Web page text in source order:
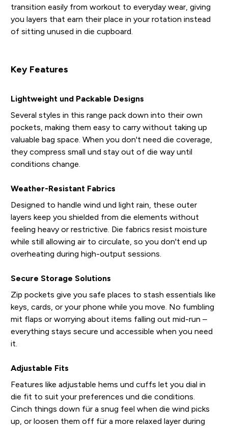
transition easily from workout to everyday wear, giving
you layers that earn their place in your rotation instead
of sitting unused in die cupboard.
Key Features
Lightweight und Packable Designs
Several styles in this range pack down into their own
pockets, making them easy to carry without taking up
valuable bag space. When you don't need die coverage,
they compress small und stay out of die way until
conditions change.
Weather-Resistant Fabrics
Designed to handle wind und light rain, these outer
layers keep you shielded from die elements without
feeling heavy or restrictive. Die fabrics resist moisture
while still allowing air to circulate, so you don't end up
overheating during high-output sessions.
Secure Storage Solutions
Zip pockets give you safe places to stash essentials like
keys, cards, or your phone while you move. No fumbling
mit flaps or worrying about items falling out mid-run –
everything stays secure und accessible when you need
it.
Adjustable Fits
Features like adjustable hems und cuffs let you dial in
die fit to suit your preferences und die conditions.
Cinch things down für a snug feel when die wind picks
up, or loosen them off für a more relaxed layer during